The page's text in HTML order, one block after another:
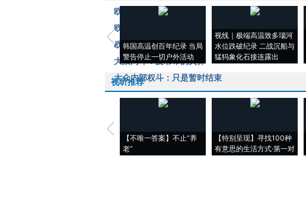
欧元区还要让步到何时
欧洲央行警告雅典
欧洲的希腊梦魇何时休
大众内斗：皮耶希的失算
大众内部权斗：只是暂时结束
韩国高温创百年纪录 当局
警告停止一切户外活动
视线｜极端高温致多瑙河
水位跌破纪录 二战沉船与
猛犸象化石接连露出
视听推荐
【不唯一答案】不止“养
老”
【特别呈现】寻找100种
有意思的生活方式·第一对